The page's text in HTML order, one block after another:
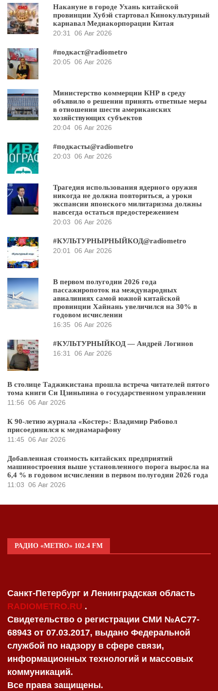
Накануне в городе Ухань китайской
провинции Хубэй стартовал Кинокультурный
карнавал Медиакорпорации Китая
20:31
06 Авг 2026
#подкаст@radiometro
20:05 06 Авг 2026
Министерство коммерции КНР в среду
объявило о решении принять ответные меры
в отношении шести американских
хозяйствующих субъектов
20:04 06 Авг 2026
#подкасты@radiometro
20:03 06 Авг 2026
Трагедия использования ядерного оружия
никогда не должна повториться, а уроки
экспансии японского милитаризма должны
навсегда остаться предостережением
20:03 06 Авг 2026
#КУЛЬТУРНЫРНЫЙКОД@radiometro
20:01
06 Авг 2026
В первом полугодии 2026 года
пассажиропоток на международных
авиалиниях самой южной китайской
провинции Хайнань увеличился на 30% в
годовом исчислении
16:35 06 Авг 2026
#КУЛЬТУРНЫЙКОД — Андрей Логинов
16:31
06 Авг 2026
В столице Таджикистана прошла встреча читателей пятого
тома книги Си Цзиньпина о государственном управлении
11:56 06 Авг 2026
К 90-летию журнала «Костер»: Владимир Рябовол
присоединился к медиамарафону
11:45 06 Авг 2026
Добавленная стоимость китайских предприятий
машиностроения выше установленного порога выросла на
6,4 % в годовом исчислении в первом полугодии 2026 года
11:03 06 Авг 2026
РАДИО «METRO» 102.4 FM
Санкт-Петербург и Ленинградская область
RADIOMETRO.RU .
Свидетельство о регистрации СМИ №AC77-
68943 от 07.03.2017, выдано Федеральной
службой по надзору в сфере связи,
информационных технологий и массовых
коммуникаций.
Все права защищены.